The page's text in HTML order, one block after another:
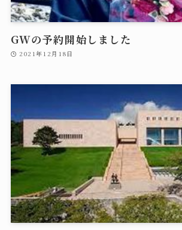
GWの予約開始しました
2021年12月18日